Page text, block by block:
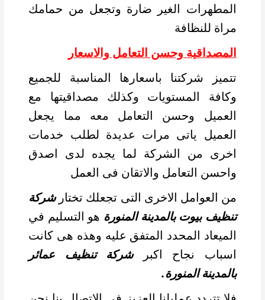
المطهرات الغير ضارة وتجعل من حمامك
مراة للنظافة
المصداقية وحسن التعامل والاسعار
تتميز شركتنا باسعارها المناسبة للجميع
وكافة المستويات وكذلك مصداقيتها مع
العميل وحسن التعامل معه مما يجعل
العميل ياتى مرات عديدة لطلب خدمات
اخرى من الشركة لما يجده لدى اصدق
واحسن التعامل والاتقان فى العمل
من العوامل الاخرى التى تجعلك تختارشركة
تنظيف بيوت بالمدينة المنورة هو التسليم في
الميعاد المحدد المتفق عليه وهذه هى كانت
اسباب نجاح اكبرشركة تنظيف عمائر
بالمدينة المنورة.